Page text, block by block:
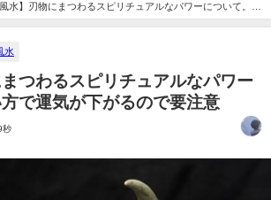
風水】刃物にまつわるスピリチュアルなパワーについて。扱
意
水
まつわるスピリチュアルなパワー
で運気が下がるので要注意
秒